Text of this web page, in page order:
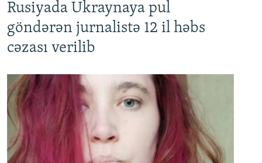
Rusiyada Ukraynaya pul
göndərən jurnalistə 12 il həbs
cəzası verilib